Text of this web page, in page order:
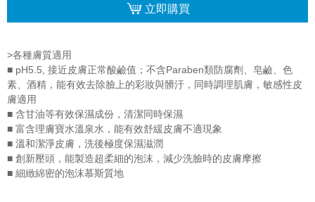
立即購買
>各種膚質適用
■ pH5.5, 接近皮膚正常酸鹼值；不含Paraben類防腐劑、皂鹼、色
素、酒精，能有效去除臉上的彩妝與髒汙，同時調理肌膚，敏感性皮
膚適用
■ 含甘油等有效保濕成份，清潔同時保濕
■ 富含理膚寶水溫泉水，能有效舒緩皮膚不適現象
■ 溫和潔淨皮膚，洗後極度保濕滋潤
■ 創新壓頭，能製造超柔細的泡沫，減少洗臉時的皮膚摩擦
■ 細緻綿密的泡沫慕斯質地